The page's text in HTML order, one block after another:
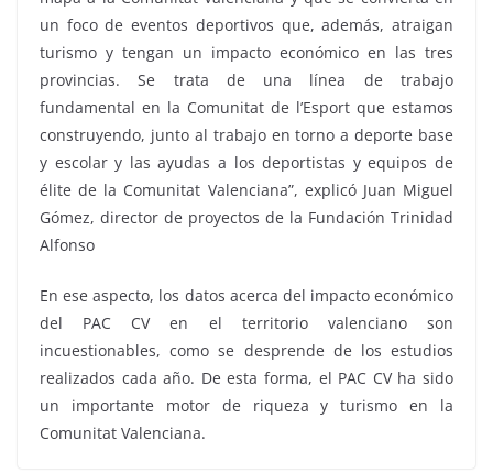
un foco de eventos deportivos que, además, atraigan
turismo y tengan un impacto económico en las tres
provincias. Se trata de una línea de trabajo
fundamental en la Comunitat de l’Esport que estamos
construyendo, junto al trabajo en torno a deporte base
y escolar y las ayudas a los deportistas y equipos de
élite de la Comunitat Valenciana”, explicó Juan Miguel
Gómez, director de proyectos de la Fundación Trinidad
Alfonso
En ese aspecto, los datos acerca del impacto económico
del PAC CV en el territorio valenciano son
incuestionables, como se desprende de los estudios
realizados cada año. De esta forma, el PAC CV ha sido
un importante motor de riqueza y turismo en la
Comunitat Valenciana.